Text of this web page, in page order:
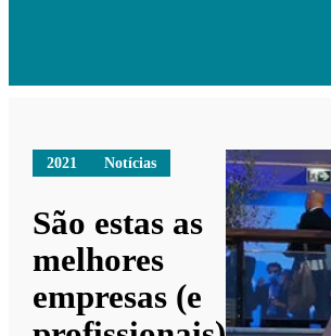
2021 Notícias
São estas as
melhores
empresas (e